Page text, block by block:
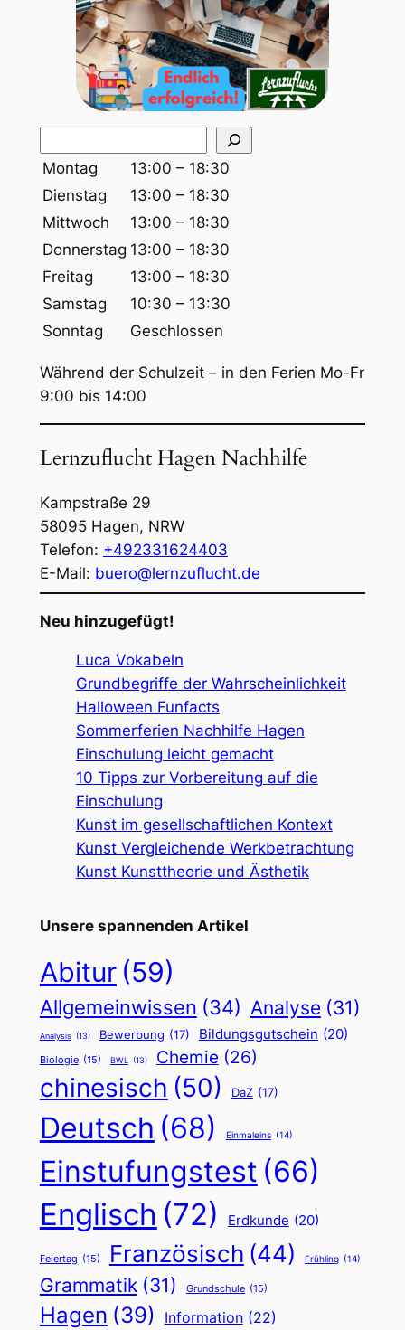
u
e
n
Montag
13:00 – 18:30
Dienstag
13:00 – 18:30
Mittwoch
13:00 – 18:30
Donnerstag 13:00 – 18:30
Freitag
13:00 – 18:30
Samstag
10:30 – 13:30
Sonntag
Geschlossen
Während der Schulzeit – in den Ferien Mo-Fr
9:00 bis 14:00
Lernzuflucht Hagen Nachhilfe
Kampstraße 29
58095Hagen, NRW
Telefon: +492331624403
E-Mail: buero@lernzuflucht.de
Neu hinzugefügt!
Luca Vokabeln
Grundbegriffe der Wahrscheinlichkeit
Halloween Funfacts
Sommerferien Nachhilfe Hagen
Einschulung leicht gemacht
10 Tipps zur Vorbereitung auf die
Einschulung
Kunst im gesellschaftlichen Kontext
Kunst Vergleichende Werkbetrachtung
Kunst Kunsttheorie und Ästhetik
Unsere spannenden Artikel
Abitur (59)
Allgemeinwissen (34) Analyse (31)
Analysis (13) Bewerbung (17) Bildungsgutschein (20)
Biologie (15) BWL (13) Chemie (26)
chinesisch (50) DaZ (17)
Deutsch (68) Einmaleins (14)
Einstufungstest (66)
Englisch (72) Erdkunde (20)
Feiertag (15) Französisch (44) Frühling (14)
Grammatik (31) Grundschule (15)
Hagen (39) Information (22)